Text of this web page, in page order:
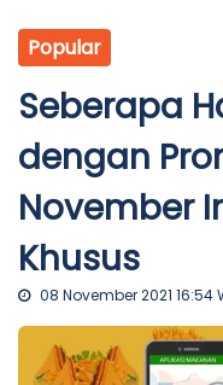
Popular
Seberapa
dengan
November
Khusus
08 November 2021 16:54